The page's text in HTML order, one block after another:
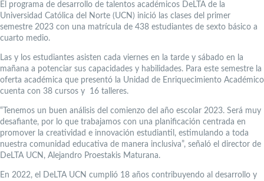
El programa de desarrollo de talentos académicos DeLTA de la
Universidad Católica del Norte (UCN) inició las clases del primer
semestre 2023 con una matrícula de 438 estudiantes de sexto básico a
cuarto medio.
Las y los estudiantes asisten cada viernes en la tarde y sábado en la
mañana a potenciar sus capacidades y habilidades. Para este semestre la
oferta académica que presentó la Unidad de Enriquecimiento Académico
cuenta con 38 cursos y 16 talleres.
“Tenemos un buen análisis del comienzo del año escolar 2023. Será muy
desafiante, por lo que trabajamos con una planificación centrada en
promover la creatividad e innovación estudiantil, estimulando a toda
nuestra comunidad educativa de manera inclusiva”, señaló el director de
DeLTA UCN, Alejandro Proestakis Maturana.
En 2022, el DeLTA UCN cumplió 18 años contribuyendo al desarrollo y